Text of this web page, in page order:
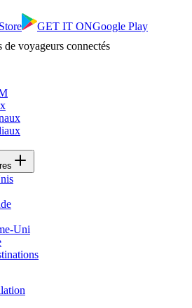
GET IT ONGoogle Play
voyageurs connectés
Uni